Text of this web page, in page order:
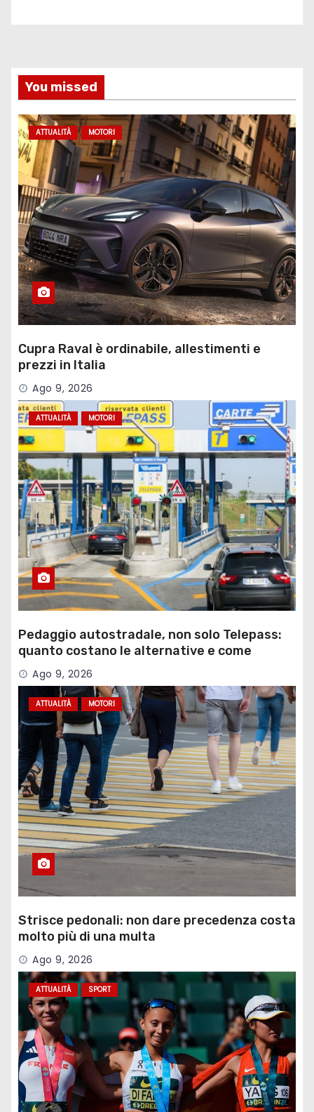
You missed
ATTUALITÀ MOTORI
Cupra Raval è ordinabile, allestimenti e
prezzi in Italia
Ago 9, 2026
ATTUALITÀ MOTORI
Pedaggio autostradale, non solo Telepass:
quanto costano le alternative e come
funzionano
Ago 9, 2026
ATTUALITÀ MOTORI
Strisce pedonali: non dare precedenza costa
molto più di una multa
Ago 9, 2026
ATTUALITÀ SPORT